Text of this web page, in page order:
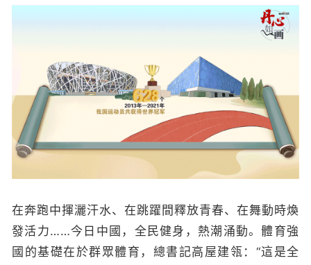
在奔跑中揮灑汗水、在跳躍間釋放青春、在舞動時煥
發活力……今日中國，全民健身，熱潮涌動。體育強
國的基礎在於群眾體育，總書記高屋建瓴：“這是全